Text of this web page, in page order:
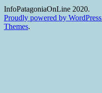
InfoPatagoniaOnLine 2020.
Proudly powered by WordPress
Themes.